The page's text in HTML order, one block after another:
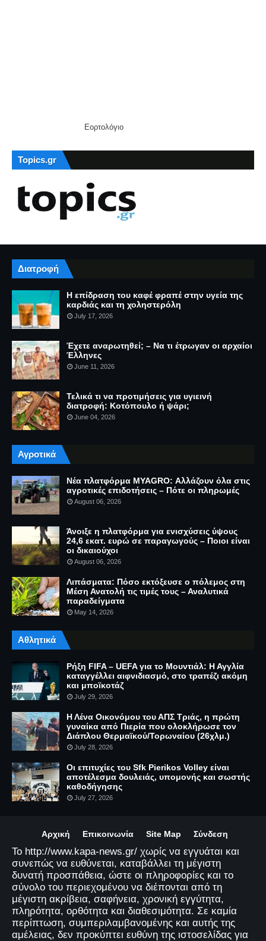
Εορτολόγιο
Topics.gr
Διατροφή
Η επίδραση του καφέ φραπέ στην υγεία της
καρδιάς και τη χοληστερόλη
July 17, 2026
Έχετε αναρωτηθεί; – Να τι έτρωγαν οι αρχαίοι
Έλληνες
June 11, 2026
Τελικά τι να προτιμήσεις για υγιεινή
διατροφή: Κοτόπουλο ή ψάρι;
June 04, 2026
Αγροτικά
Νέα πλατφόρμα MYAGRO: Αλλάζουν όλα στις
αγροτικές επιδοτήσεις – Πότε οι πληρωμές
August 06, 2026
Άνοιξε η πλατφόρμα για ενισχύσεις ύψους
24,6 εκατ. ευρώ σε παραγωγούς – Ποιοι είναι
οι δικαιούχοι
August 06, 2026
Λιπάσματα: Πόσο εκτόξευσε ο πόλεμος στη
Μέση Ανατολή τις τιμές τους – Αναλυτικά
παραδείγματα
May 14, 2026
Αθλητικά
Ρήξη FIFA – UEFA για το Μουντιάλ: Η Αγγλία
καταγγέλλει αιφνιδιασμό, στο τραπέζι ακόμη
και μποϊκοτάζ
July 29, 2026
Η Λένα Οικονόμου του ΑΠΣ Τριάς, η πρώτη
γυναίκα από Πιερία που ολοκλήρωσε τον
Διάπλου Θερμαϊκού/Τορωναίου (26χλμ.)
July 28, 2026
Οι επιτυχίες του Sfk Pierikos Volley είναι
αποτέλεσμα δουλειάς, υπομονής και σωστής
καθοδήγησης
July 27, 2026
Αρχική Επικοινωνία Site Map Σύνδεση
Το http://www.kapa-news.gr/ χωρίς να εγγυάται και
συνεπώς να ευθύνεται, καταβάλλει τη μέγιστη
δυνατή προσπάθεια, ώστε οι πληροφορίες και το
σύνολο του περιεχομένου να διέπονται από τη
μέγιστη ακρίβεια, σαφήνεια, χρονική εγγύτητα,
πληρότητα, ορθότητα και διαθεσιμότητα. Σε καμία
περίπτωση, συμπεριλαμβανομένης και αυτής της
αμέλειας, δεν προκύπτει ευθύνη της ιστοσελίδας για